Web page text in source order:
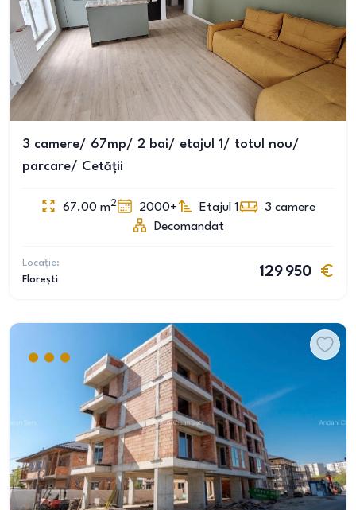
3 camere/ 67mp/ 2 bai/ etajul 1/ totul nou/
parcare/ Cetății
67.00 m2 2000+ Etajul 1 3 camere
Decomandat
Locație:
Florești
129 950